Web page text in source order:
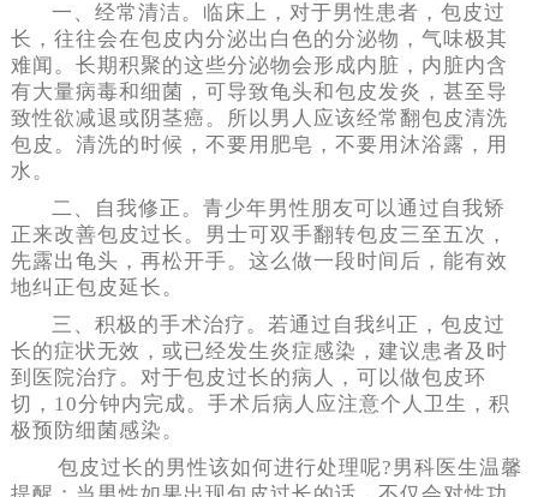
一、经常清洁。临床上，对于男性患者，包皮过
长，往往会在包皮内分泌出白色的分泌物，气味极其
难闻。长期积聚的这些分泌物会形成内脏，内脏内含
有大量病毒和细菌，可导致龟头和包皮发炎，甚至导
致性欲减退或阴茎癌。所以男人应该经常翻包皮清洗
包皮。清洗的时候，不要用肥皂，不要用沐浴露，用
水。
二、自我修正。青少年男性朋友可以通过自我矫
正来改善包皮过长。男士可双手翻转包皮三至五次，
先露出龟头，再松开手。这么做一段时间后，能有效
地纠正包皮延长。
三、积极的手术治疗。若通过自我纠正，包皮过
长的症状无效，或已经发生炎症感染，建议患者及时
到医院治疗。对于包皮过长的病人，可以做包皮环
切，10分钟内完成。手术后病人应注意个人卫生，积
极预防细菌感染。
包皮过长的男性该如何进行处理呢?男科医生温馨